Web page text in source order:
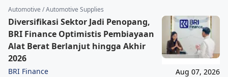
Automotive / Automotive Supplies
Diversifikasi Sektor Jadi Penopang,
BRI Finance Optimistis Pembiayaan
Alat Berat Berlanjut hingga Akhir
2026
BRI Finance Aug 07, 2026